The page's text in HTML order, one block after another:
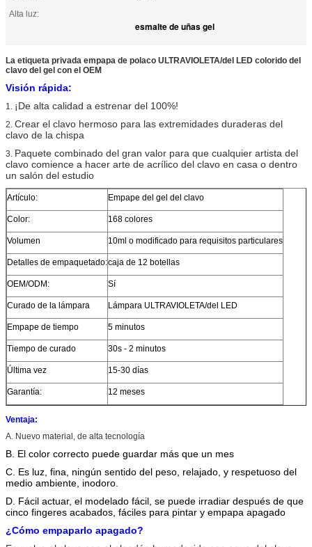
Alta luz:
esmalte de uñas gel
La etiqueta privada empapa de polaco ULTRAVIOLETA/del LED colorido del
clavo del gel con el OEM
Visión rápida:
1. ¡De alta calidad a estrenar del 100%!
2. Crear el clavo hermoso para las extremidades duraderas del
clavo de la chispa
3. Paquete combinado del gran valor para que cualquier artista del
clavo comience a hacer arte de acrílico del clavo en casa o dentro
un salón del estudio
Artículo: Empape del gel del clavo
Color: 168 colores
Volumen 10ml o modificado para requisitos particulares
Detalles de empaquetado:caja de 12 botellas
OEM/ODM: Sí
Curado de la lámpara Lámpara ULTRAVIOLETA/del LED
Empape de tiempo 5 minutos
Tiempo de curado 30s - 2 minutos
Última vez 15-30 días
Garantía: 12 meses
Ventaja:
A. Nuevo material, de alta tecnología
B. El color correcto puede guardar más que un mes
C. Es luz, fina, ningún sentido del peso, relajado, y respetuoso del
medio ambiente, inodoro.
D. Fácil actuar, el modelado fácil, se puede irradiar después de que
cinco fingeres acabados, fáciles para pintar y empapa apagado
¿Cómo empaparlo apagado?